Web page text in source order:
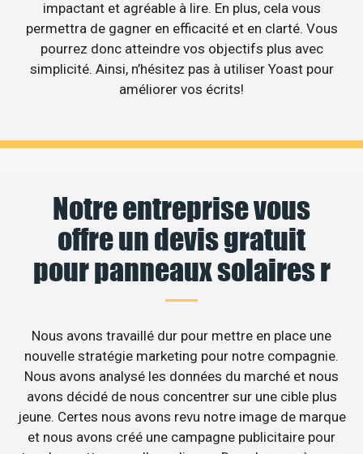
impactant et agréable à lire. En plus, cela vous
permettra de gagner en efficacité et en clarté. Vous
pourrez donc atteindre vos objectifs plus avec
simplicité. Ainsi, n’hésitez pas à utiliser Yoast pour
améliorer vos écrits!
Notre entreprise vous
offre un devis gratuit
pour panneaux solaires r
Nous avons travaillé dur pour mettre en place une
nouvelle stratégie marketing pour notre compagnie.
Nous avons analysé les données du marché et nous
avons décidé de nous concentrer sur une cible plus
jeune. Certes nous avons revu notre image de marque
et nous avons créé une campagne publicitaire pour